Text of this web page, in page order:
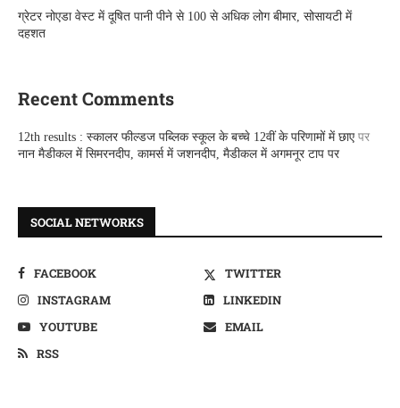
ग्रेटर नोएडा वेस्ट में दूषित पानी पीने से 100 से अधिक लोग बीमार, सोसायटी में
दहशत
Recent Comments
12th results : स्कालर फील्डज पब्लिक स्कूल के बच्चे 12वीं के परिणामों में छाएपर
नान मैडीकल में सिमरनदीप, कामर्स में जशनदीप, मैडीकल में अगमनूर टाप पर
SOCIAL NETWORKS
FACEBOOK
TWITTER
INSTAGRAM
LINKEDIN
YOUTUBE
EMAIL
RSS